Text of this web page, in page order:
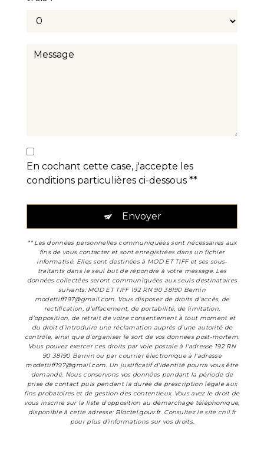
En cochant cette case, j'accepte les
conditions particulières ci-dessous **
Envoyer
** Les données personnelles communiquées sont nécessaires aux
fins de vous contacter et sont enregistrées dans un fichier
informatisé. Elles sont destinées à MOD ET TIFF et ses sous-
traitants dans le seul but de répondre à votre message. Les
données collectées seront communiquées aux seuls destinataires
suivants: MOD ET TIFF 192 RN 90 38190 Bernin
modettiff197@gmail.com. Vous disposez de droits d’accès, de
rectification, d’effacement, de portabilité, de limitation,
d’opposition, de retrait de votre consentement à tout moment et
du droit d’introduire une réclamation auprès d’une autorité de
contrôle, ainsi que d’organiser le sort de vos données post-mortem.
Vous pouvez exercer ces droits par voie postale à l'adresse 192 RN
90 38190 Bernin ou par courrier électronique à l'adresse
modettiff197@gmail.com. Un justificatif d'identité pourra vous être
demandé. Nous conservons vos données pendant la période de
prise de contact puis pendant la durée de prescription légale aux
fins probatoires et de gestion des contentieux. Vous avez le droit de
vous inscrire sur la liste d'opposition au démarchage téléphonique,
disponible à cette adresse: Bloctel.gouv.fr. Consultez le site cnil.fr
pour plus d’informations sur vos droits.